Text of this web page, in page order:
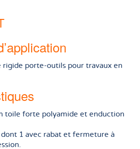
rigide porte-outils pour travaux en
toile forte polyamide et enduction
dont 1 avec rabat et fermeture à